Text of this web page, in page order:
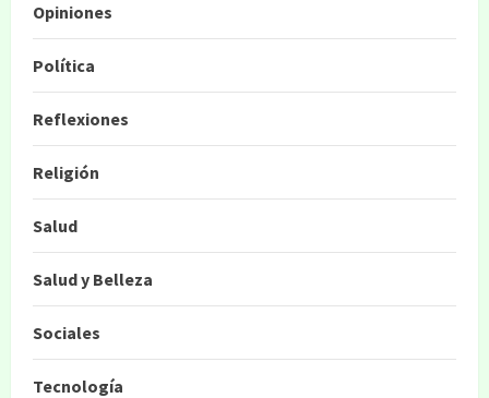
Opiniones
Política
Reflexiones
Religión
Salud
Salud y Belleza
Sociales
Tecnología